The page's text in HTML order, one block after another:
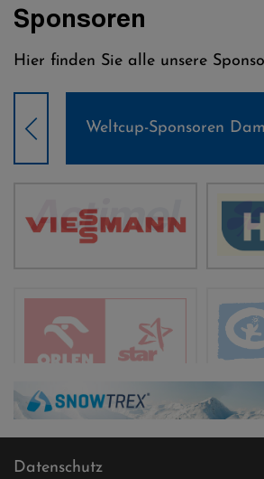
Sponsoren
Hier finden Sie alle unsere
Weltcup-Sponsoren